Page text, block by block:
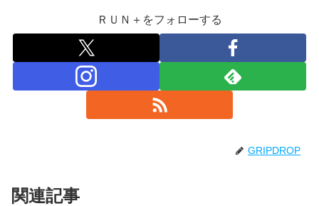
ＲＵＮ＋をフォローする
GRIPDROP
関連記事